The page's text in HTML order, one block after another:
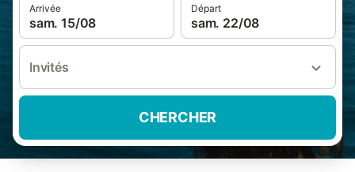
Arrivée
sam. 15/08
Départ
sam. 22/08
Invités
CHERCHER